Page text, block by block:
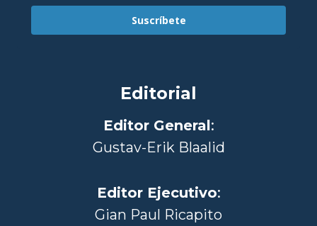
Suscríbete
Editorial
Editor General :
Gustav-Erik Blaalid
Editor Ejecutivo:
Gian Paul Ricapito